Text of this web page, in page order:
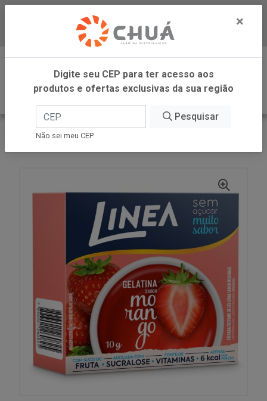
Baixe já nosso APP
0
INÍCIO
LINEA ALIMENTOS
×
Digite seu CEP para ter acesso aos
produtos e ofertas exclusivas da sua região
Pesquisar
Não sei meu CEP